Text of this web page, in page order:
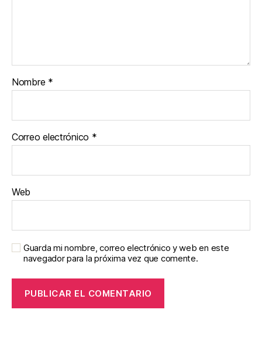
Nombre *
Correo electrónico *
Web
Guarda mi nombre, correo electrónico y web en este
navegador para la próxima vez que comente.